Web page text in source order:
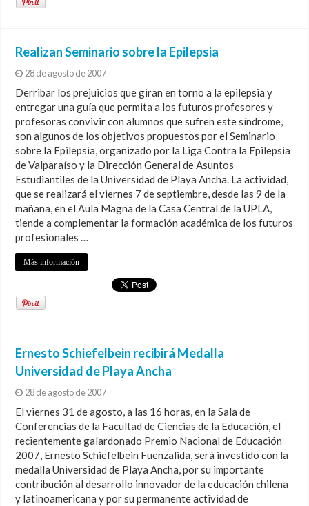
Realizan Seminario sobre la Epilepsia
28 de agosto de 2007
Derribar los prejuicios que giran en torno a la epilepsia y
entregar una guía que permita a los futuros profesores y
profesoras convivir con alumnos que sufren este síndrome,
son algunos de los objetivos propuestos por el Seminario
sobre la Epilepsia, organizado por la Liga Contra la Epilepsia
de Valparaíso y la Dirección General de Asuntos
Estudiantiles de la Universidad de Playa Ancha. La actividad,
que se realizará el viernes 7 de septiembre, desde las 9 de la
mañana, en el Aula Magna de la Casa Central de la UPLA,
tiende a complementar la formación académica de los futuros
profesionales …
Más información
Ernesto Schiefelbein recibirá Medalla
Universidad de Playa Ancha
28 de agosto de 2007
El viernes 31 de agosto, a las 16 horas, en la Sala de
Conferencias de la Facultad de Ciencias de la Educación, el
recientemente galardonado Premio Nacional de Educación
2007, Ernesto Schiefelbein Fuenzalida, será investido con la
medalla Universidad de Playa Ancha, por su importante
contribución al desarrollo innovador de la educación chilena
y latinoamericana y por su permanente actividad de